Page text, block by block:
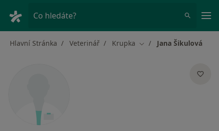
Co hledáte?
Hlavní Stránka Veterinář Krupka Změna města
Jana Šikulová